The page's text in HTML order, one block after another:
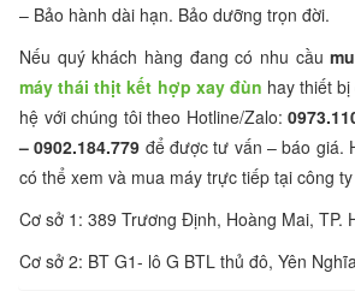
– Bảo hành dài hạn. Bảo dưỡng trọn đời.
Nếu quý khách hàng đang có nhu cầu
máy thái thịt kết hợp xay đùn hay thiết
hệ với chúng tôi theo Hotline/Zalo:
– 0902.184.779 để được tư vấn – báo giá.
có thể xem và mua máy trực tiếp tại công
Cơ sở 1: 389 Trương Định, Hoàng Mai, TP.
Cơ sở 2: BT G1- lô G BTL thủ đô, Yên